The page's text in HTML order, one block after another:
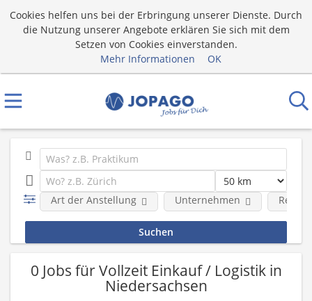
Cookies helfen uns bei der Erbringung unserer Dienste. Durch
die Nutzung unserer Angebote erklären Sie sich mit dem
Setzen von Cookies einverstanden.
Mehr Informationen
OK
Art der Anstellung Unternehmen Region
0 Jobs für Vollzeit Einkauf / Logistik in
Niedersachsen